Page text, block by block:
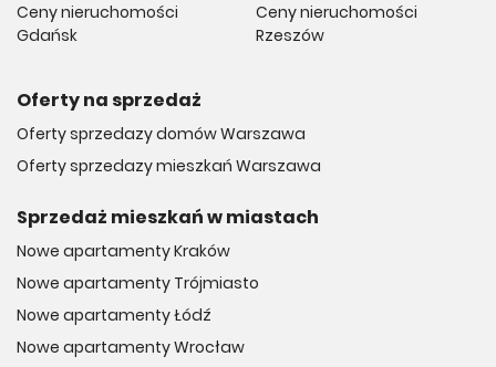
Ceny nieruchomości
Gdańsk
Ceny nieruchomości
Rzeszów
Oferty na sprzedaż
Oferty sprzedazy domów Warszawa
Oferty sprzedazy mieszkań Warszawa
Sprzedaż mieszkań w miastach
Nowe apartamenty Kraków
Nowe apartamenty Trójmiasto
Nowe apartamenty Łódź
Nowe apartamenty Wrocław